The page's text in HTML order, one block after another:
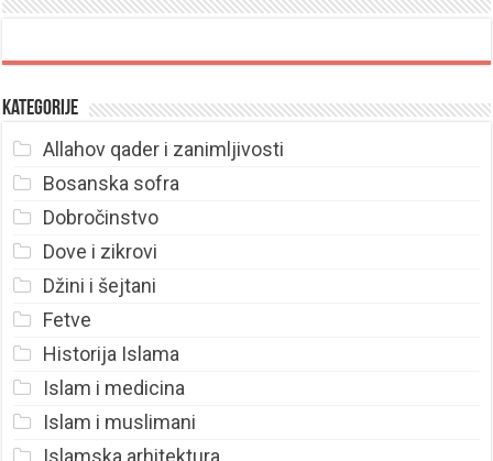
Kategorije
Allahov qader i zanimljivosti
Bosanska sofra
Dobročinstvo
Dove i zikrovi
Džini i šejtani
Fetve
Historija Islama
Islam i medicina
Islam i muslimani
Islamska arhitektura